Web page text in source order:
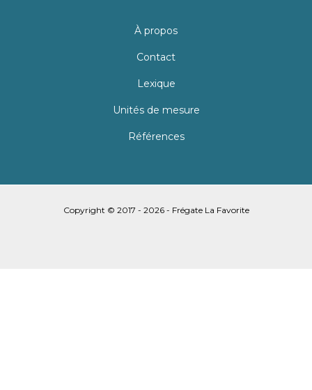
À propos
Contact
Lexique
Unités de mesure
Références
Copyright © 2017 - 2026 - Frégate La Favorite